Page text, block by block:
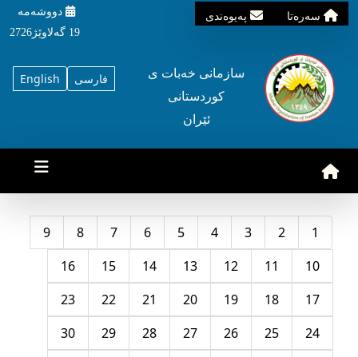
سه‌ره‌تا په‌یوه‌ندی
دووشه‌مه‌‌
19 گه‌لاوێژ2726
English فارسی
سازمانی خه‌بات ی
کوردستانی
ئێران
1
2
3
4
5
6
7
8
9
10
11
12
13
14
15
16
17
18
19
20
21
22
23
24
25
26
27
28
29
30